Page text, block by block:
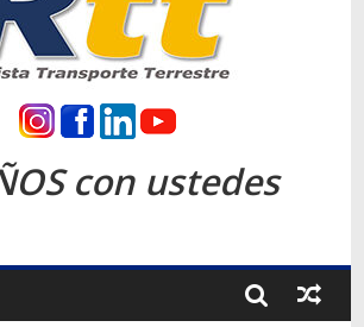
presentó la recién estrenada Bolden en
2026
con ustedes